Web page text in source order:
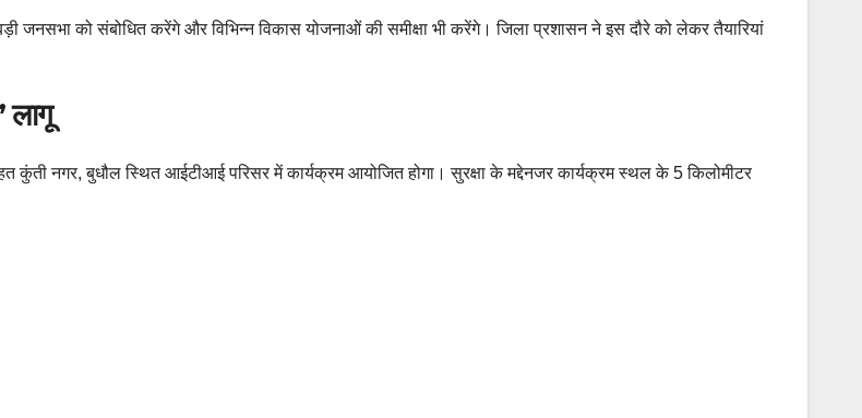
जनसभा को संबोधित करेंगे और विभिन्न विकास योजनाओं की समीक्षा भी करेंगे। जिला प्रशासन ने इस दौरे को लेकर तैयारियां
लागू
कुंती नगर, बुधौल स्थित आईटीआई परिसर में कार्यक्रम आयोजित होगा। सुरक्षा के मद्देनजर कार्यक्रम स्थल के 5 किलोमीटर